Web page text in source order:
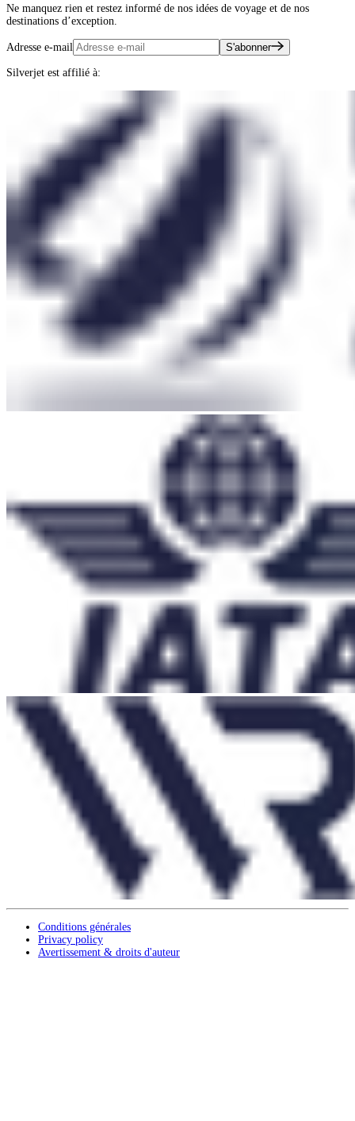
Ne manquez rien et restez informé de nos idées de voyage et de nos
destinations d’exception.
Adresse e-mail S'abonner
Silverjet est affilié à:
Conditions générales
Privacy policy
Avertissement & droits d'auteur